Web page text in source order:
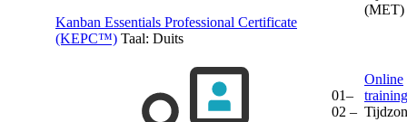
Kanban Essentials Professional Certificate
(KEPC™) Taal: Duits
(MET)
01–
02 –
Online
training